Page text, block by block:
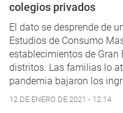
colegios privados
El dato se desprende de
Estudios de Consumo
establecimientos de Gran
distritos. Las familias lo
pandemia bajaron los
12 DE ENERO DE 2021 - 12:14